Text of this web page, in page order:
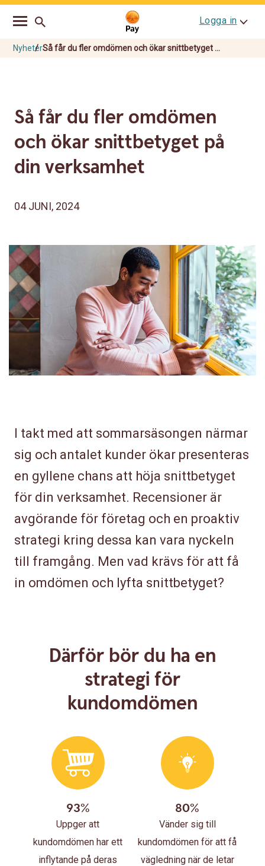
Go
navigation
Skip
Logga in
NyheterSå får du fler omdömen och ökar snittbetyget ...
Så får du fler omdömen
och ökar snittbetyget på
din verksamhet
04 JUNI, 2024
I takt med att sommarsäsongen närmar
sig och antalet kunder ökar presenteras
en gyllene chans att höja snittbetyget
för din verksamhet. Recensioner är
avgörande för företag och en proaktiv
strategi kring dessa kan vara nyckeln
till framgång. Men vad krävs för att få
in omdömen och lyfta snittbetyget?
Därför bör du ha en
strategi för
kundomdömen
93%
Uppger att
kundomdömen har ett
inflytande på deras
80%
Vänder sig till
kundomdömen för att få
vägledning när de letar